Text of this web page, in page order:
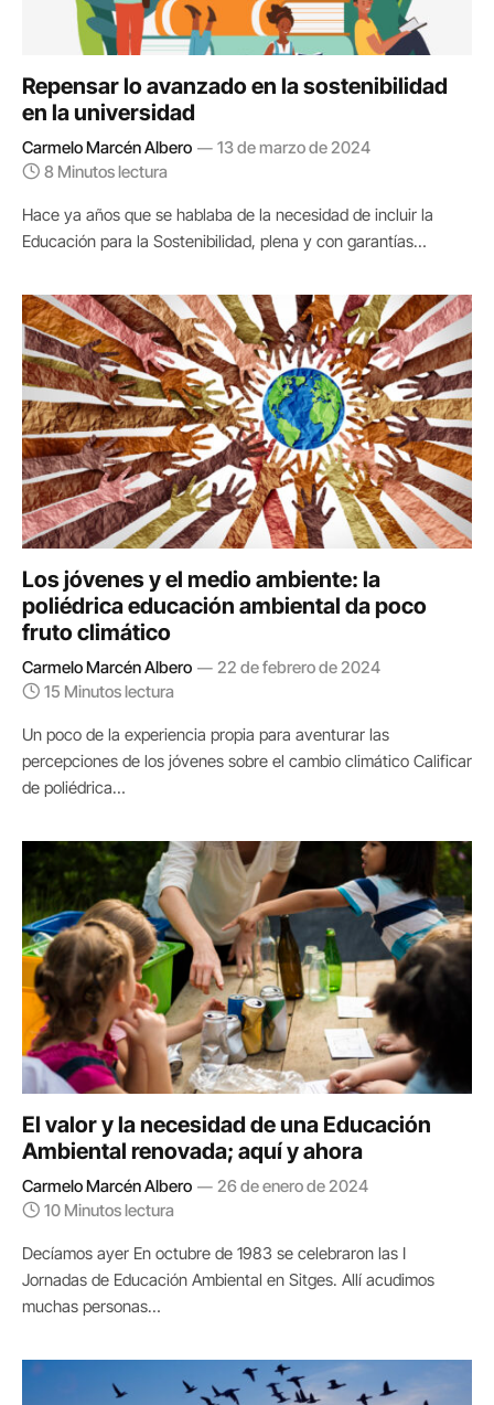
Repensar lo avanzado en la sostenibilidad
en la universidad
Carmelo Marcén Albero
13 de marzo de 2024
8 Minutos lectura
Hace ya años que se hablaba de la necesidad de incluir la
Educación para la Sostenibilidad, plena y con garantías…
Los jóvenes y el medio ambiente: la
poliédrica educación ambiental da poco
fruto climático
Carmelo Marcén Albero
22 de febrero de 2024
15 Minutos lectura
Un poco de la experiencia propia para aventurar las
percepciones de los jóvenes sobre el cambio climático Calificar
de poliédrica…
El valor y la necesidad de una Educación
Ambiental renovada; aquí y ahora
Carmelo Marcén Albero
26 de enero de 2024
10 Minutos lectura
Decíamos ayer En octubre de 1983 se celebraron las I
Jornadas de Educación Ambiental en Sitges. Allí acudimos
muchas personas…